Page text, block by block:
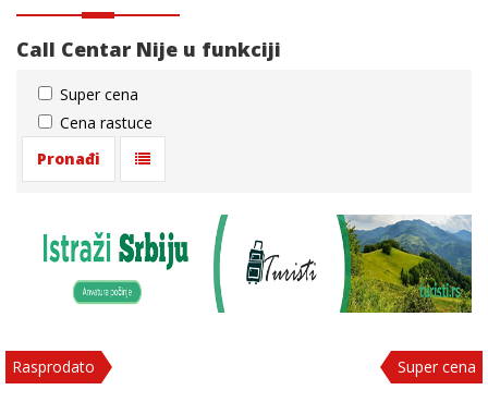
Call Centar Nije u funkciji
Super cena
Cena rastuce
Super cena
Rasprodato